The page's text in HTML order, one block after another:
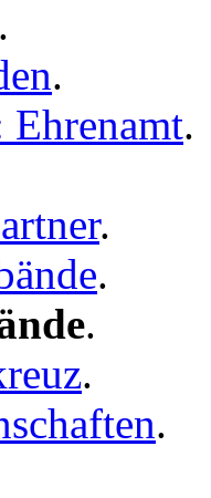
.
.
Ehrenamt.
.
.
.
.
.